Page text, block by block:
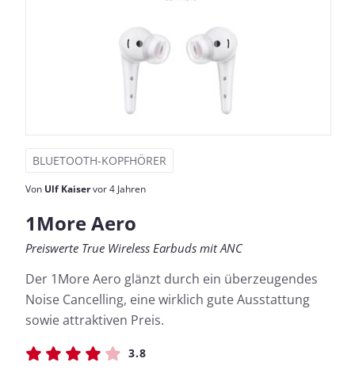
BLUETOOTH-KOPFHÖRER
Von Ulf Kaiservor 4 Jahren
1More Aero
Preiswerte True Wireless Earbuds mit ANC
Der 1More Aero glänzt durch ein überzeugendes
Noise Cancelling, eine wirklich gute Ausstattung
sowie attraktiven Preis.
3.8